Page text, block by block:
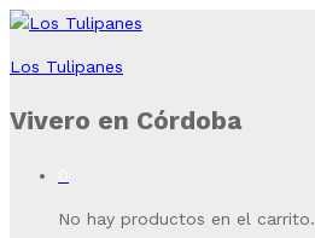
Los Tulipanes
Vivero en Córdoba
No hay productos en el carrito.